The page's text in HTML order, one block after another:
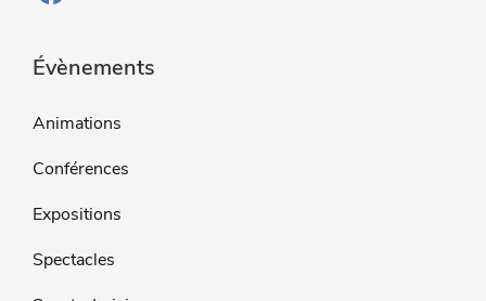
Évènements
Animations
Conférences
Expositions
Spectacles